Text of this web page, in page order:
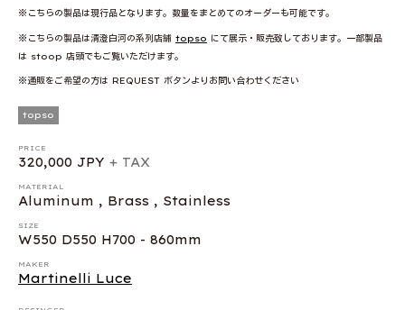
※こちらの製品は現行品となります。数量をまとめてのオーダーも可能です。
※こちらの製品は清澄白河の系列店舗 topso にて展示・販売致しております。一部製品
は stoop 店頭でもご覧いただけます。
※通販をご希望の方は REQUEST ボタンよりお問い合わせください
topso
PRICE
320,000 JPY + TAX
MATERIAL
Aluminum , Brass , Stainless
SIZE
W550 D550 H700 - 860mm
MAKER
Martinelli Luce